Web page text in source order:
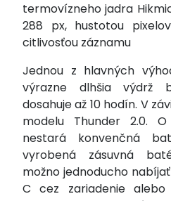
termovízneho jadra
288 px, hustotou
citlivosťou záznamu
Jednou z hlavných
výrazne dlhšia výdrž
dosahuje až 10 hodín. V
modelu Thunder 2.0.
nestará konvenčná
vyrobená zásuvná
možno jednoducho
C cez zariadenie